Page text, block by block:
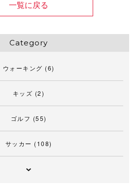
一覧に戻る
Category
ウォーキング (6)
キッズ (2)
ゴルフ (55)
サッカー (108)